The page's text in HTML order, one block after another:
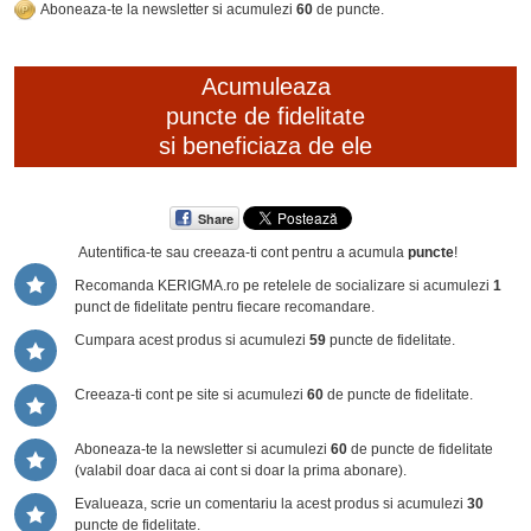
Aboneaza-te la newsletter si acumulezi 60 de puncte.
Acumuleaza
puncte de fidelitate
si beneficiaza de ele
Share
Autentifica-te sau creeaza-ti contpentru a acumula puncte!
Recomanda KERIGMA.ro pe retelele de socializare si acumulezi 1
punct de fidelitate pentru fiecare recomandare.
Cumpara acest produs si acumulezi 59 puncte de fidelitate.
Creeaza-ti cont pe site si acumulezi 60 de puncte de fidelitate.
Aboneaza-te la newsletter si acumulezi 60 de puncte de fidelitate
(valabil doar daca ai cont si doar la prima abonare).
Evalueaza, scrie un comentariu la acest produs si acumulezi 30
puncte de fidelitate.